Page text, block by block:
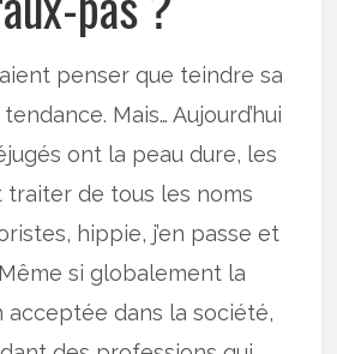
penser que teindre sa
Mais… Aujourd’hui
ont la peau dure, les
traiter de tous les noms
hippie, j’en passe et
si globalement la
acceptée dans la société,